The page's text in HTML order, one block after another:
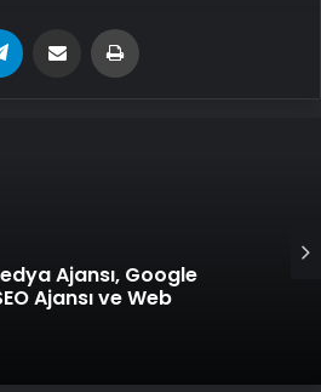
Email'den paylaş
Ajansı ve Web